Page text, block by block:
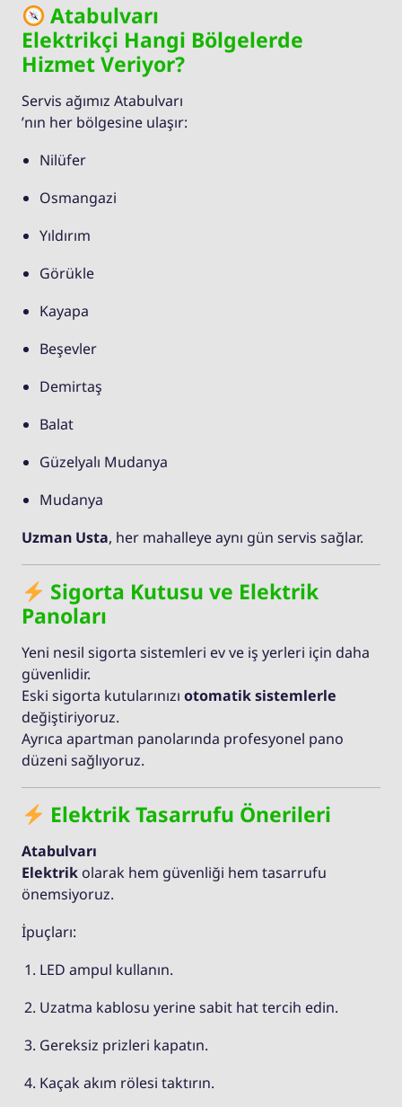
Atabulvarı
Elektrikçi Hangi Bölgelerde
Hizmet Veriyor?
Servis ağımız Atabulvarı
’nın her bölgesine ulaşır:
Nilüfer
Osmangazi
Yıldırım
Görükle
Kayapa
Beşevler
Demirtaş
Balat
Güzelyalı Mudanya
Mudanya
Uzman Usta, her mahalleye aynı gün servis sağlar.
Sigorta Kutusu ve Elektrik
Panoları
Yeni nesil sigorta sistemleri ev ve iş yerleri için daha
güvenlidir.
Eski sigorta kutularınızı otomatik sistemlerle
değiştiriyoruz.
Ayrıca apartman panolarında profesyonel pano
düzeni sağlıyoruz.
Elektrik Tasarrufu Önerileri
Atabulvarı
Elektrik olarak hem güvenliği hem tasarrufu
önemsiyoruz.
İpuçları:
LED ampul kullanın.
Uzatma kablosu yerine sabit hat tercih edin.
Gereksiz prizleri kapatın.
Kaçak akım rölesi taktırın.